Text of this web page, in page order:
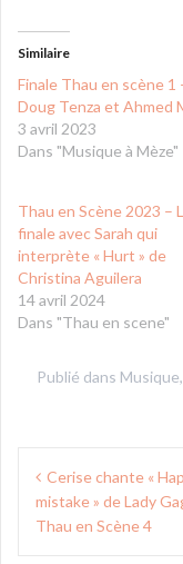
Similaire
Finale Thau en scène 1
Doug Tenza et Ahmed
3 avril 2023
Dans "Musique à Mèze"
Thau en Scène 2023 –
finale avec Sarah qui
interprète « Hurt » de
Christina Aguilera
14 avril 2024
Dans "Thau en scene"
Publié dans Musique,
Navigation
de
l’article
Cerise chante «
mistake » de Lady
Thau en Scène 4